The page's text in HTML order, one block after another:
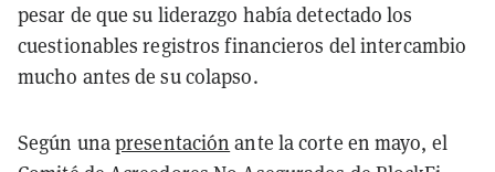
pesar de que su liderazgo había detectado los
cuestionables registros financieros del intercambio
mucho antes de su colapso.
Según unapresentación ante la corte en mayo, el